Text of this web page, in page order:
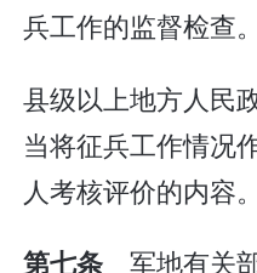
兵工作的监督检查。
县级以上地方人民
当将征兵工作情况
人考核评价的内容。
第七条 军地有关